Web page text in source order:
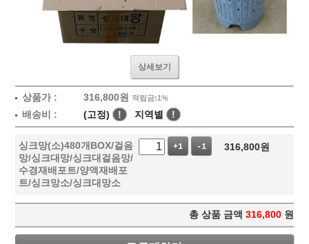
상세보기
상품가 : 316,800원 적립금:1%
배송비 : (고정) ! 지역별 !
싱크망(소)480개BOX/걸음
망/싱크대망/싱크대걸음망/
수경재배포트/양액재배포
트/싱크망소/싱크대망소
+1 -1 316,800원
총 상품 금액 316,800 원